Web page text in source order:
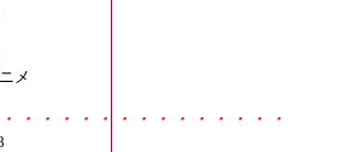
メ
・・・・・・・・・・・・・・